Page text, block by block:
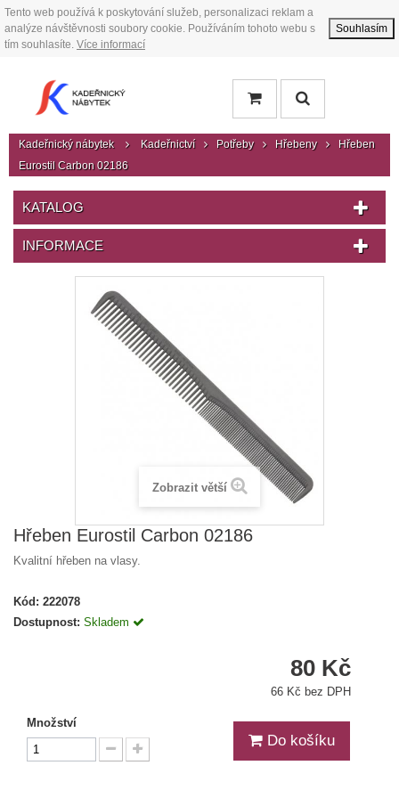
Tento web používá k poskytování služeb, personalizaci reklam a
analýze návštěvnosti soubory cookie. Používáním tohoto webu s
tím souhlasíte. Více informací
Souhlasím
Kadeřnický nábytek Kadeřnictví Potřeby Hřebeny
Hřeben
Eurostil Carbon 02186
KATALOG
INFORMACE
Zobrazit větší
Hřeben Eurostil Carbon 02186
Kvalitní hřeben na vlasy.
Kód: 222078
Dostupnost: Skladem
80 Kč
66 Kč bez DPH
Množství
Do košíku